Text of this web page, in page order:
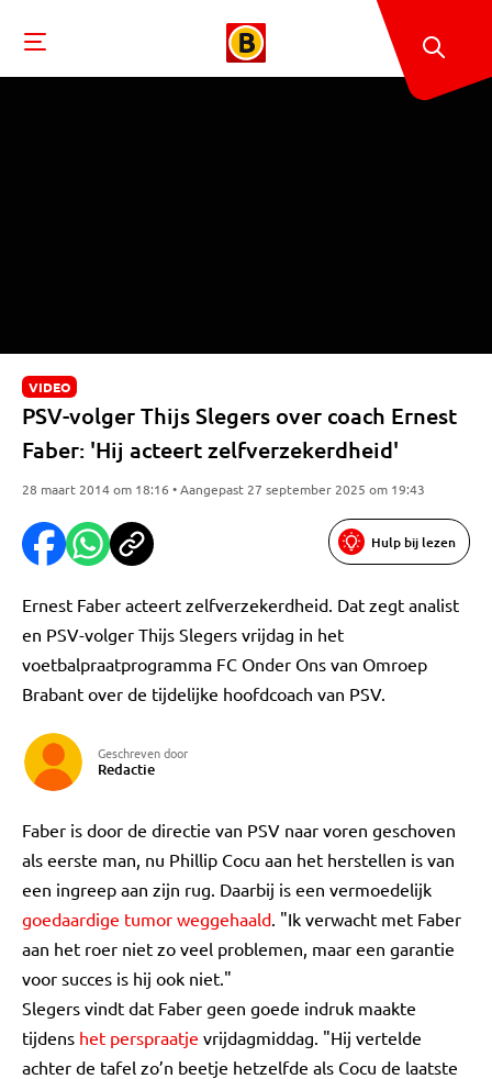
VIDEO
PSV-volger Thijs Slegers over coach Ernest
Faber: 'Hij acteert zelfverzekerdheid'
28 maart 2014 om 18:16 • Aangepast 27 september 2025 om 19:43
Hulp bij lezen
Ernest Faber acteert zelfverzekerdheid. Dat zegt analist
en PSV-volger Thijs Slegers vrijdag in het
voetbalpraatprogramma FC Onder Ons van Omroep
Brabant over de tijdelijke hoofdcoach van PSV.
Geschreven door
Redactie
Faber is door de directie van PSV naar voren geschoven
als eerste man, nu Phillip Cocu aan het herstellen is van
een ingreep aan zijn rug. Daarbij is een vermoedelijk
goedaardige tumor weggehaald. "Ik verwacht met Faber
aan het roer niet zo veel problemen, maar een garantie
voor succes is hij ook niet."
Slegers vindt dat Faber geen goede indruk maakte
tijdens het perspraatje vrijdagmiddag. "Hij vertelde
achter de tafel zo’n beetje hetzelfde als Cocu de laatste